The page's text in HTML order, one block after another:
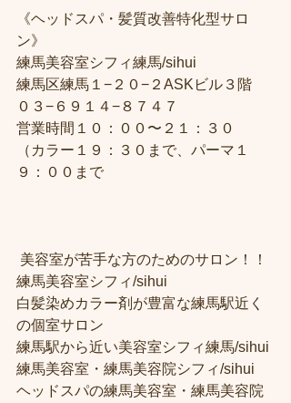
《ヘッドスパ・髪質改善特化型サロ
ン》
練馬美容室シフィ練馬/sihui
練馬区練馬１−２０−２ASKビル３階
０３−６９１４−８７４７
営業時間１０：００〜２１：３０
（カラー１９：３０まで、パーマ１
９：００まで
練馬美容室シフィ/sihui
白髪染めカラー剤が豊富な練馬駅近く
の個室サロン
練馬駅から近い美容室シフィ練馬/sihui
練馬美容室・練馬美容院シフィ/sihui
ヘッドスパの練馬美容室・練馬美容院